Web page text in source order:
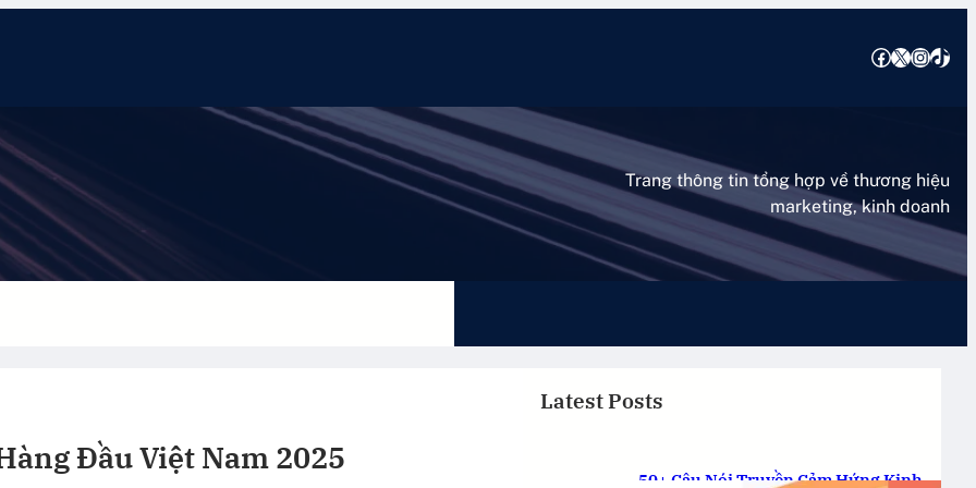
FacebookXInstagramTikTok
Trang thông tin tổng hợp về thương hiệu
marketing, kinh doanh
Đầu Việt Nam 2025
Latest Posts
50+ Câu Nói Truyền Cảm Hứng Kinh